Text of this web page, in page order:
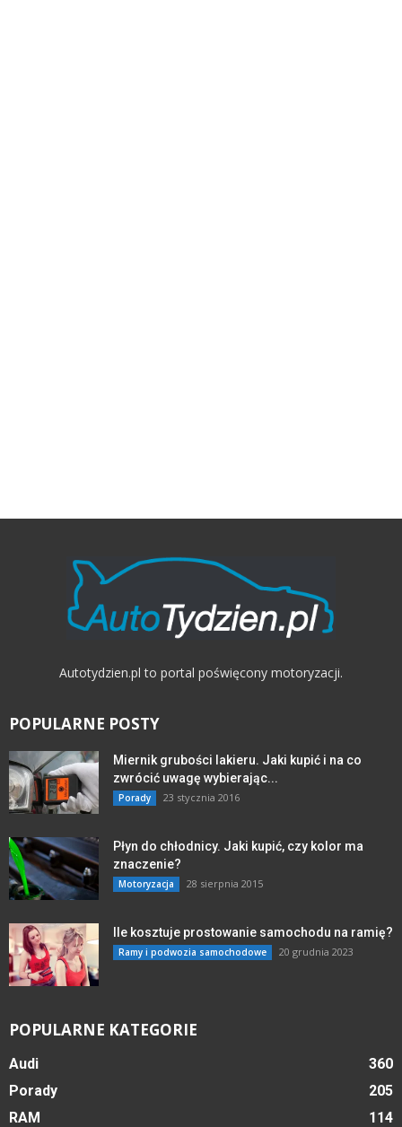
Autotydzien.pl to portal poświęcony motoryzacji.
POPULARNE POSTY
Miernik grubości lakieru. Jaki kupić i na co
zwrócić uwagę wybierając...
Porady 23 stycznia 2016
Płyn do chłodnicy. Jaki kupić, czy kolor ma
znaczenie?
Motoryzacja 28 sierpnia 2015
Ile kosztuje prostowanie samochodu na ramię?
Ramy i podwozia samochodowe 20 grudnia 2023
POPULARNE KATEGORIE
Audi
360
Porady
205
RAM
114